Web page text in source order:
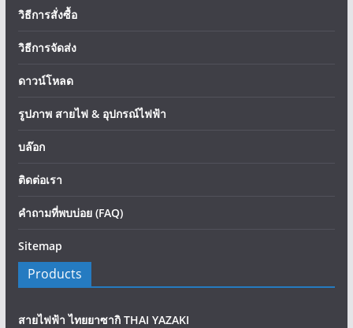
วิธีการสั่งซื้อ
วิธีการจัดส่ง
ดาวน์โหลด
รูปภาพ สายไฟ & อุปกรณ์ไฟฟ้า
บล๊อก
ติดต่อเรา
คำถามที่พบบ่อย (FAQ)
Sitemap
Products
สายไฟฟ้า ไทยยาซากิ THAI YAZAKI